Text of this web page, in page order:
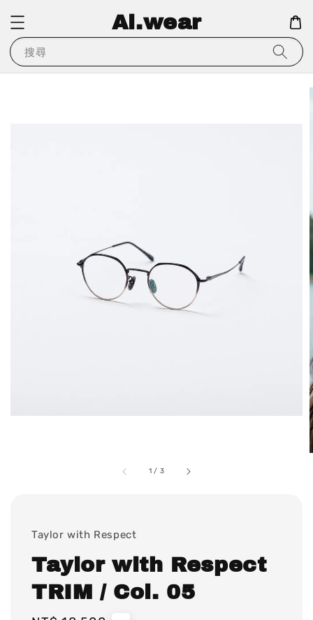
Ai.wear
搜尋
1 / 3
Taylor with Respect
Taylor with Respect
TRIM / Col. 05